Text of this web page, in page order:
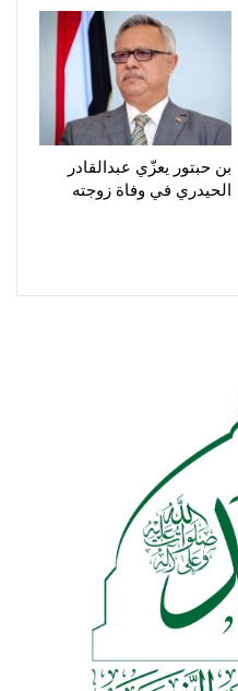
بن حبتور يعزّي عبدالقادر
الحيدري في وفاة زوجته